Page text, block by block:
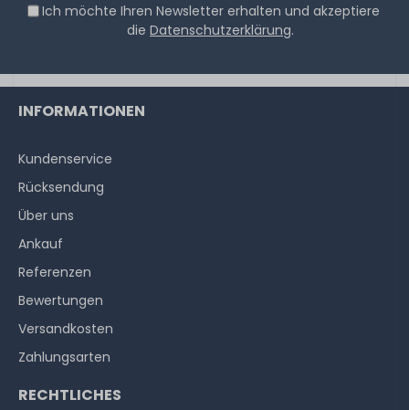
Ich möchte Ihren Newsletter erhalten und akzeptiere
die Datenschutzerklärung.
INFORMATIONEN
Kundenservice
Rücksendung
Über uns
Ankauf
Referenzen
Bewertungen
Versandkosten
Zahlungsarten
RECHTLICHES